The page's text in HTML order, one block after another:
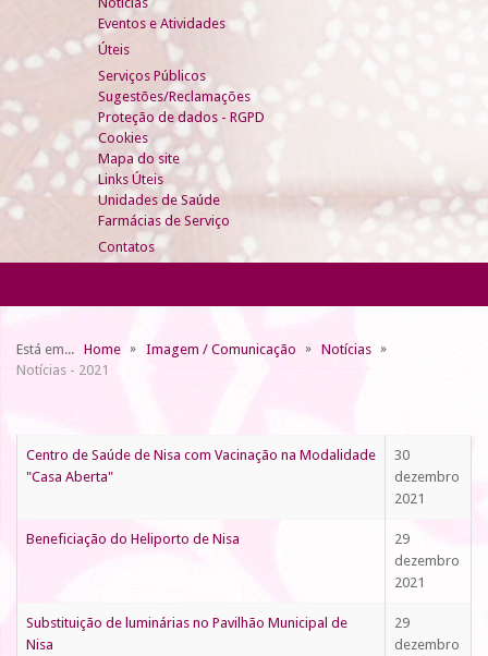
Eventos e Atividades
Úteis
Serviços Públicos
Sugestões/Reclamações
Proteção de dados - RGPD
Cookies
Mapa do site
Links Úteis
Unidades de Saúde
Farmácias de Serviço
Contatos
Está em... Home Imagem / Comunicação
Notícias
Notícias - 2021
Centro de Saúde de Nisa com Vacinação na Modalidade
"Casa Aberta"
30
dezembro
2021
Beneficiação do Heliporto de Nisa
29
dezembro
2021
Substituição de luminárias no Pavilhão Municipal de
Nisa
29
dezembro